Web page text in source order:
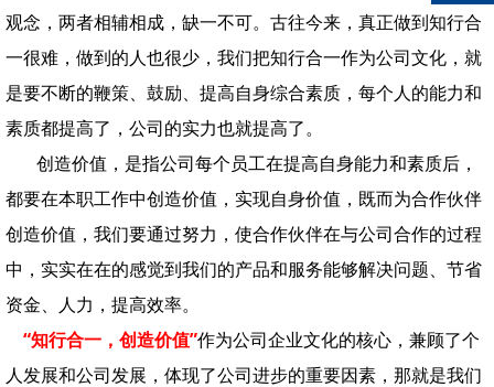
观念，两者相辅相成，缺一不可。古往今来，真正做到知行合
一很难，做到的人也很少，我们把知行合一作为公司文化，就
是要不断的鞭策、鼓励、提高自身综合素质，每个人的能力和
素质都提高了，公司的实力也就提高了。
创造价值，是指公司每个员工在提高自身能力和素质后，
都要在本职工作中创造价值，实现自身价值，既而为合作伙伴
创造价值，我们要通过努力，使合作伙伴在与公司合作的过程
中，实实在在的感觉到我们的产品和服务能够解决问题、节省
资金、人力，提高效率。
“知行合一，创造价值”作为公司企业文化的核心，兼顾了个
人发展和公司发展，体现了公司进步的重要因素，那就是我们